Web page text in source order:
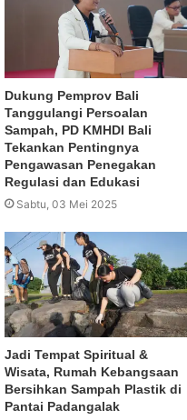
Dukung Pemprov Bali
Tanggulangi Persoalan
Sampah, PD KMHDI Bali
Tekankan Pentingnya
Pengawasan Penegakan
Regulasi dan Edukasi
Sabtu, 03 Mei 2025
Jadi Tempat Spiritual &
Wisata, Rumah Kebangsaan
Bersihkan Sampah Plastik di
Pantai Padangalak